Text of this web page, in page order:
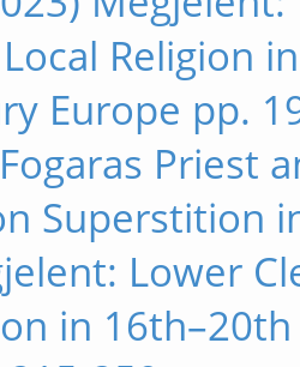
Religion
Europe pp.
Priest
Superstition
Lower
in